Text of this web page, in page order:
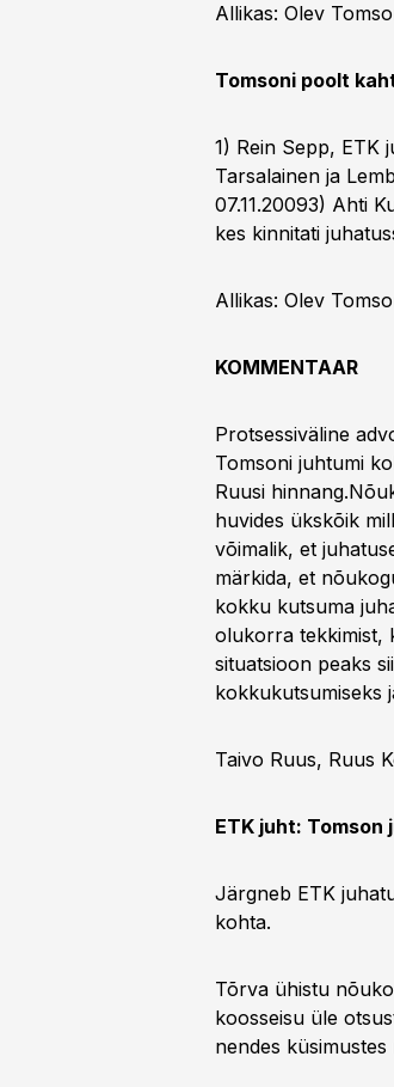
Allikas: Olev
Tomsoni poolt
1) Rein Sepp, ETK
Tarsalainen ja
07.11.20093) Ahti
kes kinnitati
Allikas: Olev
KOMMENTAAR
Protsessiväline
Tomsoni juhtumi
Ruusi
huvides ükskõik
võimalik, et
märkida, et
kokku kutsuma
olukorra tekkimist,
situatsioon peaks
kokkukutsumiseks
Taivo Ruus, Ruus
ETK juht:
Järgneb ETK
kohta.
Tõrva ühistu
koosseisu üle
nendes